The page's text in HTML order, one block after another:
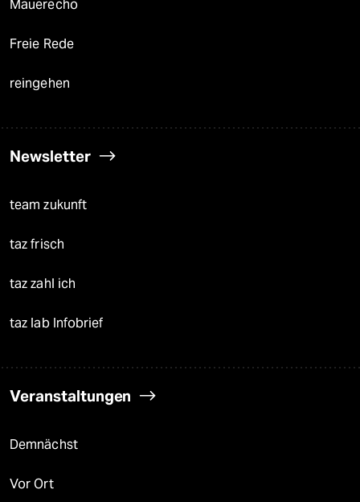
Mauerecho
Freie Rede
reingehen
Newsletter
team zukunft
taz frisch
taz zahl ich
taz lab Infobrief
Veranstaltungen
Demnächst
Vor Ort